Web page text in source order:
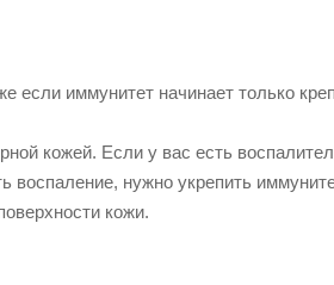
иммунитет начинает только
кожей. Если у вас есть
нужно укрепить
кожи.